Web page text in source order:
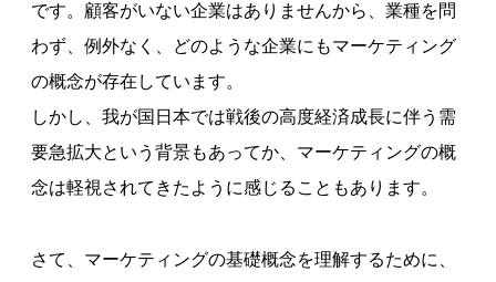
です。顧客がいない企業はありませんから、業種を問
わず、例外なく、どのような企業にもマーケティング
の概念が存在しています。
しかし、我が国日本では戦後の高度経済成長に伴う需
要急拡大という背景もあってか、マーケティングの概
念は軽視されてきたように感じることもあります。
さて、マーケティングの基礎概念を理解するために、